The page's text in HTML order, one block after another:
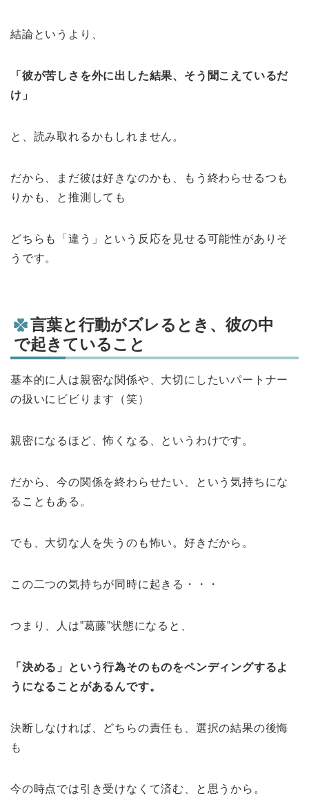
結論というより、
「彼が苦しさを外に出した結果、そう聞こえているだ
け」
と、読み取れるかもしれません。
だから、まだ彼は好きなのかも、もう終わらせるつも
りかも、と推測しても
どちらも「違う」という反応を見せる可能性がありそ
うです。
言葉と行動がズレるとき、彼の中
で起きていること
基本的に人は親密な関係や、大切にしたいパートナー
の扱いにビビります（笑）
親密になるほど、怖くなる、というわけです。
だから、今の関係を終わらせたい、という気持ちにな
ることもある。
でも、大切な人を失うのも怖い。好きだから。
この二つの気持ちが同時に起きる・・・
つまり、人は”葛藤”状態になると、
「決める」という行為そのものをペンディングするよ
うになることがあるんです。
決断しなければ、どちらの責任も、選択の結果の後悔
も
今の時点では引き受けなくて済む、と思うから。